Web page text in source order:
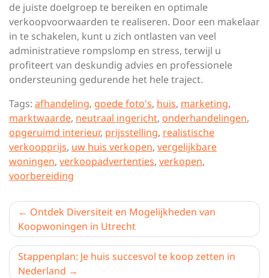
de juiste doelgroep te bereiken en optimale
verkoopvoorwaarden te realiseren. Door een makelaar
in te schakelen, kunt u zich ontlasten van veel
administratieve rompslomp en stress, terwijl u
profiteert van deskundig advies en professionele
ondersteuning gedurende het hele traject.
Tags: afhandeling, goede foto's, huis, marketing,
marktwaarde, neutraal ingericht, onderhandelingen,
opgeruimd interieur, prijsstelling, realistische
verkoopprijs, uw huis verkopen, vergelijkbare
woningen, verkoopadvertenties, verkopen,
voorbereiding
Berichtnavigatie
Ontdek Diversiteit en Mogelijkheden van
Koopwoningen in Utrecht
Stappenplan: Je huis succesvol te koop zetten in
Nederland